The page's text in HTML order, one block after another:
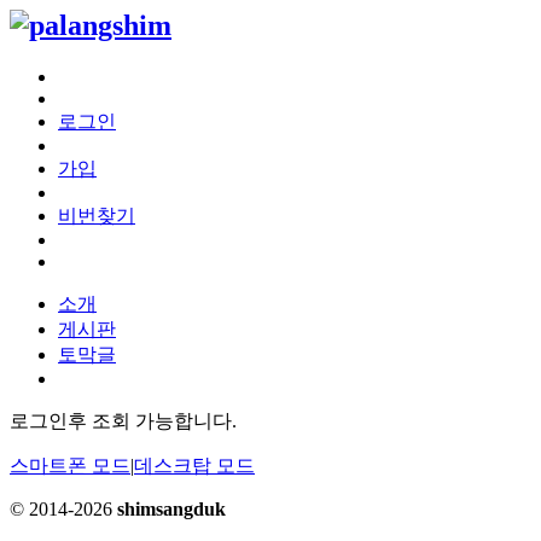
로그인
가입
비번찾기
소개
게시판
토막글
로그인후 조회 가능합니다.
스마트폰 모드|데스크탑 모드
© 2014-2026 shimsangduk